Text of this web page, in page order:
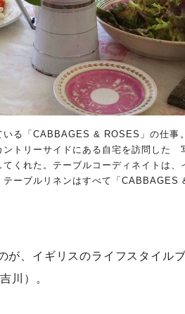
いる「CABBAGES & ROSES」の仕事
ントリーサイドにある自宅を訪問した
くれた。テーブルコーディネイトは、
ーブルリネンはすべて「CABBAGES
が、イギリスのライフスタイル
川）。